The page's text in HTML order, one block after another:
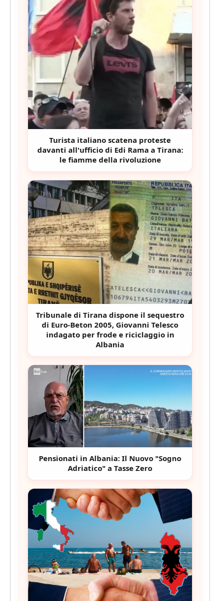
Turista italiano scatena proteste
davanti all'ufficio di Edi Rama a Tirana:
le fiamme della rivoluzione
Tribunale di Tirana dispone il sequestro
di Euro-Beton 2005, Giovanni Telesco
indagato per frode e riciclaggio in
Albania
Pensionati in Albania: Il Nuovo "Sogno
Adriatico" a Tasse Zero